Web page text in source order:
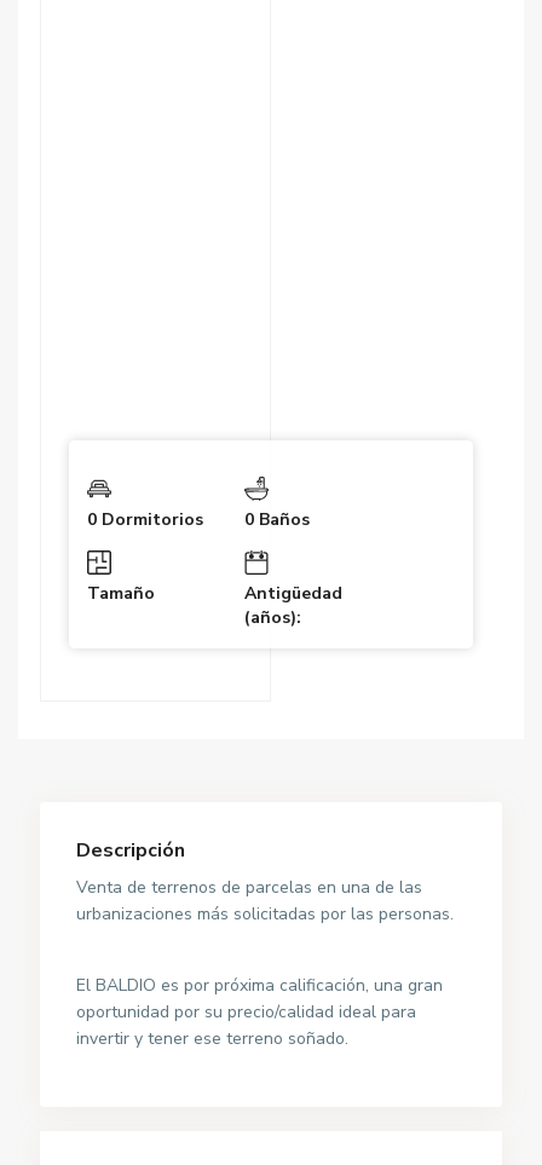
0 Dormitorios 0 Baños
Tamaño
Antigüedad
(años):
Descripción
Venta de terrenos de parcelas en una de las
urbanizaciones más solicitadas por las personas.
El BALDIO es por próxima calificación, una gran
oportunidad por su precio/calidad ideal para
invertir y tener ese terreno soñado.